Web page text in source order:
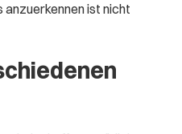
ist nicht